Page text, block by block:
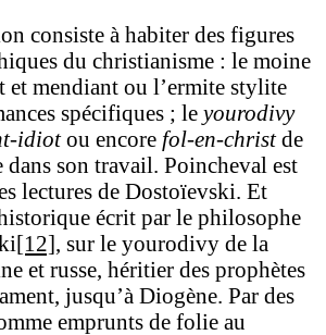
consiste à habiter des figures
du christianisme : le moine
et mendiant ou l’ermite stylite
spécifiques ; le yourodivy
idiotou encore fol-en-christde
dans son travail. Poincheval est
lectures de Dostoïevski. Et
écrit par le philosophe
[12], sur le yourodivy de la
et russe, héritier des prophètes
jusqu’à Diogène. Par des
emprunts de folie au